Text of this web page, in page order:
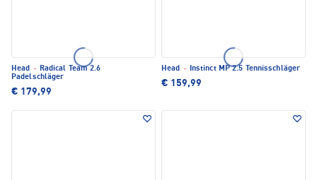
Head · Radical Team 2.6
Padelschläger
€ 179,99
Head · Instinct MP 2.5 Tennisschläger
€ 159,99